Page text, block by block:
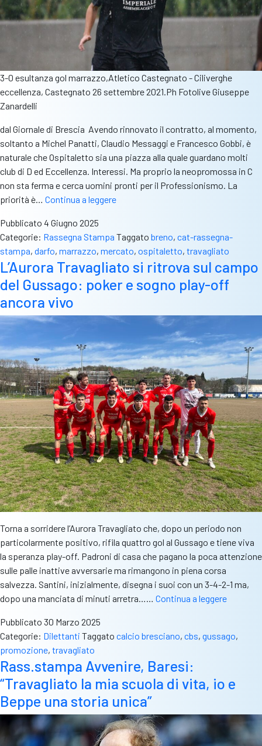
3-0 esultanza gol marrazzo,Atletico Castegnato - Ciliverghe
eccellenza, Castegnato 26 settembre 2021.Ph Fotolive Giuseppe
Zanardelli
dal Giornale di Brescia Avendo rinnovato il contratto, al momento,
soltanto a Michel Panatti, Claudio Messaggi e Francesco Gobbi, è
naturale che Ospitaletto sia una piazza alla quale guardano molti
club di D ed Eccellenza. Interessi. Ma proprio la neopromossa in C
non sta ferma e cerca uomini pronti per il Professionismo. La
priorità è… Continua a leggereRass.stampa
“Mercato,
i
movimenti
dei
dilettanti:
tentazione
Marrazzo
a
Darfo”
Pubblicato 4 Giugno 2025
Categorie: Rassegna Stampa Taggato breno, cat-rassegna-
stampa, darfo, marrazzo, mercato, ospitaletto, travagliato
L’Aurora Travagliato si ritrova sul campo
del Gussago: poker e sogno play-off
ancora vivo
Torna a sorridere l’Aurora Travagliato che, dopo un periodo non
particolarmente positivo, rifila quattro gol al Gussago e tiene viva
la speranza play-off. Padroni di casa che pagano la poca attenzione
sulle palle inattive avversarie ma rimangono in piena corsa
salvezza. Santini, inizialmente, disegna i suoi con un 3-4-2-1 ma,
dopo una manciata di minuti arretra…… Continua a leggereL’Aurora
ritrova
del
sogno
Pubblicato 30 Marzo 2025
Categorie: Dilettanti Taggato calcio bresciano, cbs, gussago,
promozione, travagliato
Rass.stampa Avvenire, Baresi:
“Travagliato la mia scuola di vita, io e
Beppe una storia unica”